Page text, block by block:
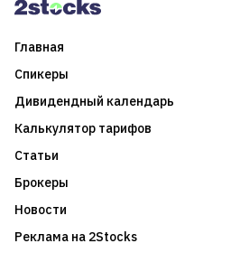
Главная
Спикеры
Дивидендный календарь
Калькулятор тарифов
Статьи
Брокеры
Новости
Реклама на 2Stocks